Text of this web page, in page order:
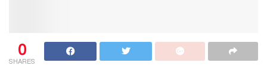
0
SHARES